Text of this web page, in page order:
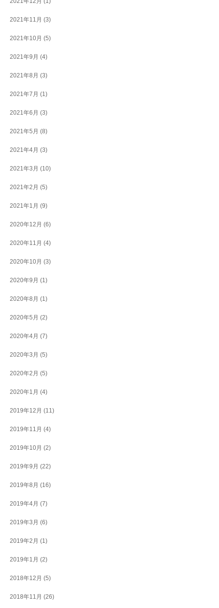
2021年11月 (3)
2021年10月 (5)
2021年9月 (4)
2021年8月 (3)
2021年7月 (1)
2021年6月 (3)
2021年5月 (8)
2021年4月 (3)
2021年3月 (10)
2021年2月 (5)
2021年1月 (9)
2020年12月 (6)
2020年11月 (4)
2020年10月 (3)
2020年9月 (1)
2020年8月 (1)
2020年5月 (2)
2020年4月 (7)
2020年3月 (5)
2020年2月 (5)
2020年1月 (4)
2019年12月 (11)
2019年11月 (4)
2019年10月 (2)
2019年9月 (22)
2019年8月 (16)
2019年4月 (7)
2019年3月 (6)
2019年2月 (1)
2019年1月 (2)
2018年12月 (5)
2018年11月 (26)